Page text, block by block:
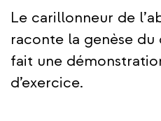
Le carillonneur de
raconte la genèse
fait une
d’exercice.